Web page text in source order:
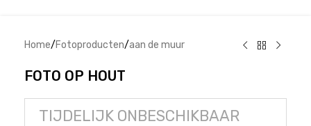
Home/Fotoproducten/aan de muur
FOTO OP HOUT
TIJDELIJK ONBESCHIKBAAR